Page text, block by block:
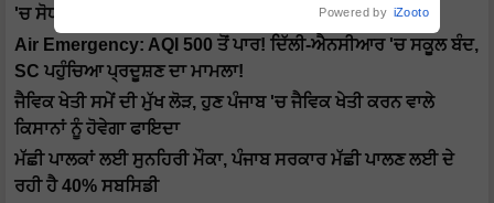
'ਚ ਸੋਧ ਕਰਨ ਦੀ ਤਿਆਰੀ: ਧਾਲੀਵਾਲ
Air Emergency: AQI 500 ਤੋਂ ਪਾਰ! ਦਿੱਲੀ-ਐਨਸੀਆਰ 'ਚ ਸਕੂਲ ਬੰਦ,
SC ਪਹੁੰਚਿਆ ਪ੍ਰਦੂਸ਼ਣ ਦਾ ਮਾਮਲਾ!
ਜੈਵਿਕ ਖੇਤੀ ਸਮੇਂ ਦੀ ਮੁੱਖ ਲੋੜ, ਹੁਣ ਪੰਜਾਬ 'ਚ ਜੈਵਿਕ ਖੇਤੀ ਕਰਨ ਵਾਲੇ
ਕਿਸਾਨਾਂ ਨੂੰ ਹੋਵੇਗਾ ਫਾਇਦਾ
ਮੱਛੀ ਪਾਲਕਾਂ ਲਈ ਸੁਨਹਿਰੀ ਮੌਕਾ, ਪੰਜਾਬ ਸਰਕਾਰ ਮੱਛੀ ਪਾਲਣ ਲਈ ਦੇ
ਰਹੀ ਹੈ 40% ਸਬਸਿਡੀ
Powered by iZooto